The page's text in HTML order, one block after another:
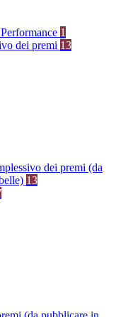
1
dei premi 13
dei premi (da
13